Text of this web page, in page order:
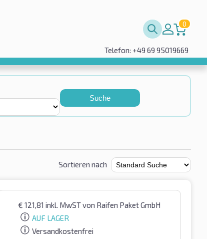
0
Telefon: +49 69 95019669
Suche
Sortieren nach
€ 121,81 inkl. MwSTvon Raifen Paket GmbH
AUF LAGER
Versandkostenfrei